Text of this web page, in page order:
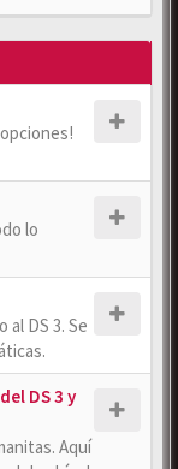
lo
DS 3. Se
DS 3 y
Aquí